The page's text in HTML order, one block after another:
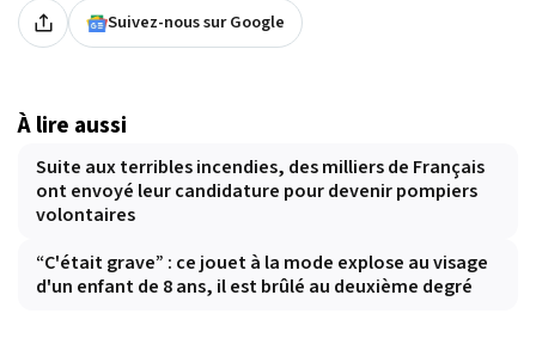
Suivez-nous sur Google
À lire aussi
Suite aux terribles incendies, des milliers de Français
ont envoyé leur candidature pour devenir pompiers
volontaires
“C'était grave” : ce jouet à la mode explose au visage
d'un enfant de 8 ans, il est brûlé au deuxième degré